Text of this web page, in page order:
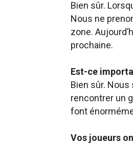
Bien sûr.
Nous ne
zone.
prochaine.
Est-ce
Bien sûr.
rencontrer un
font
Vos joueurs